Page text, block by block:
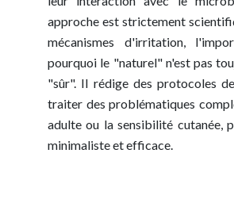
approche est strictement
mécanismes d'irritation,
pourquoi le "naturel" n'est pas
"sûr". Il rédige des protocoles
traiter des problématiques
adulte ou la sensibilité cutanée,
minimaliste et efficace.